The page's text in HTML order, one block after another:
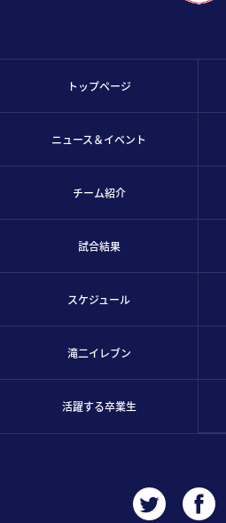
トップページ
ニュース＆イベント
チーム紹介
試合結果
スケジュール
滝二イレブン
活躍する卒業生